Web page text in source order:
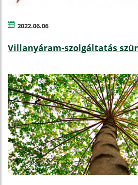
2022.06.06
Villanyáram-szolgáltatás